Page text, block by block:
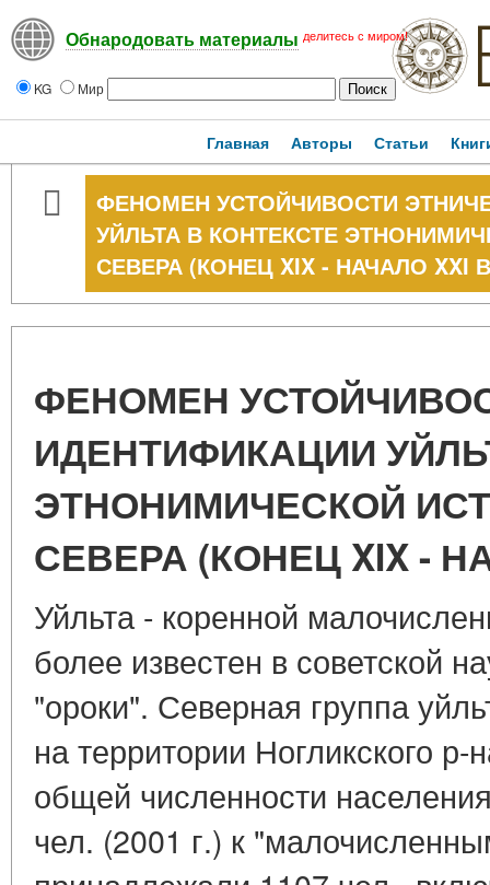
Обнародовать материалы делитесь с миром!
KG Мир
Главная Авторы Статьи
ФЕНОМЕН УСТОЙЧИВОСТИ
УЙЛЬТА В КОНТЕКСТЕ
СЕВЕРА (КОНЕЦ XIX - НАЧАЛО XXI
ФЕНОМЕН
ИДЕНТИФИКАЦИИ
ЭТНОНИМИЧЕСКОЙ
СЕВЕРА (КОНЕЦ XIX -
Уйльта - коренной
более известен в советской
"ороки". Северная группа
на территории Ногликского
общей численности
чел. (2001 г.) к